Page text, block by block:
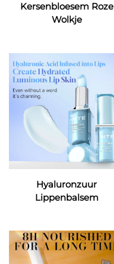
Kersenbloesem Roze
Wolkje
Hyaluronzuur
Lippenbalsem